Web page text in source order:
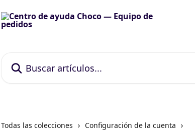
Todas las colecciones
Configuración de la cuenta